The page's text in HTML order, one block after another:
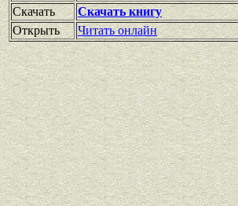
Скачать
Скачать книгу
Открыть
Читать онлайн